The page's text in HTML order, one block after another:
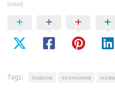
SHARE
Tags: Азаров економіка мова